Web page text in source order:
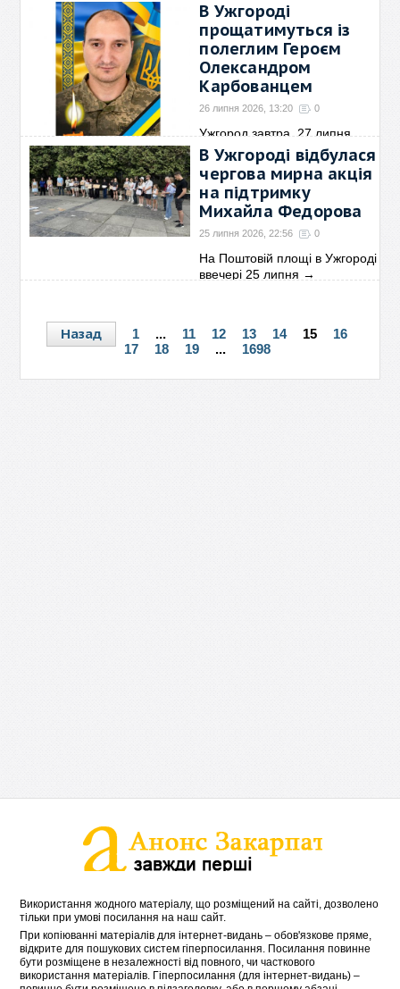
Вітаємо Анатолія
Олександровича Пшеничного
із→
В Ужгороді
прощатимуться із
полеглим Героєм
Олександром
Карбованцем
26 липня 2026, 13:20 0
Ужгород завтра, 27 липня,
прощатиметься із→
В Ужгороді відбулася
чергова мирна акція
на підтримку
Михайла Федорова
25 липня 2026, 22:56 0
На Поштовій площі в Ужгороді
ввечері 25 липня →
Назад 1 ... 11 12 13 14 15
16
17
18 19 ... 1698
Використання жодного матеріалу, що розміщений на сайті, дозволено
тільки при умові посилання на наш сайт.
При копіюванні матеріалів для інтернет-видань – обов'язкове пряме,
відкрите для пошукових систем гіперпосилання. Посилання повинне
бути розміщене в незалежності від повного, чи часткового
використання матеріалів. Гіперпосилання (для інтернет-видань) –